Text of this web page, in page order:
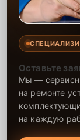
Оставьте
Мы —
на ремонте
на каждую